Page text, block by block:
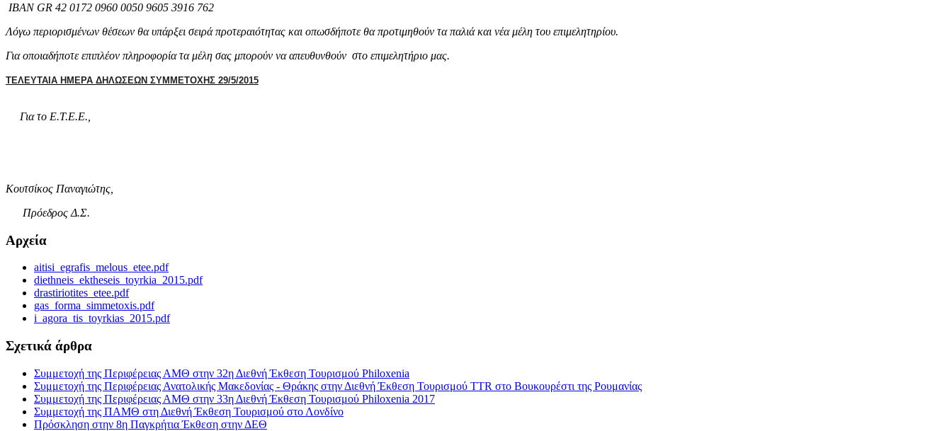
IBAN GR 42 0172 0960 0050 9605 3916 762
Λόγω περιορισμένων θέσεων θα υπάρξει σειρά προτεραιότητας και οπωσδήποτε θα προτιμηθούν τα παλιά και νέα μέλη του επιμελητηρίου.
Για οποιαδήποτε επιπλέον πληροφορία τα μέλη σας μπορούν να απευθυνθούν στο επιμελητήριο μας.
ΤΕΛΕΥΤΑΙΑ ΗΜΕΡΑ ΔΗΛΩΣΕΩΝ ΣΥΜΜΕΤΟΧΗΣ 29/5/2015
Για το Ε.Τ.Ε.Ε.,
Kουτσίκος Παναγιώτης,
Πρόεδρος Δ.Σ.
Αρχεία
aitisi_egrafis_melous_etee.pdf
diethneis_ektheseis_toyrkia_2015.pdf
drastiriotites_etee.pdf
gas_forma_simmetoxis.pdf
i_agora_tis_toyrkias_2015.pdf
Σχετικά άρθρα
Συμμετοχή της Περιφέρειας ΑΜΘ στην 32η Διεθνή Έκθεση Τουρισμού Philoxenia
Συμμετοχή της Περιφέρειας Ανατολικής Μακεδονίας - Θράκης στην Διεθνή Έκθεση Τουρισμού TTR στο Βουκουρέστι της Ρουμανίας
Συμμετοχή της Περιφέρειας ΑΜΘ στην 33η Διεθνή Έκθεση Τουρισμού Philoxenia 2017
Συμμετοχή της ΠΑΜΘ στη Διεθνή Έκθεση Τουρισμού στο Λονδίνο
Πρόσκληση στην 8η Παγκρήτια Έκθεση στην ΔΕΘ